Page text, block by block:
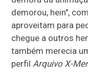
demorou, hein",
aproveitam para
chegue a outros
também merecia
perfil Arquivo X-